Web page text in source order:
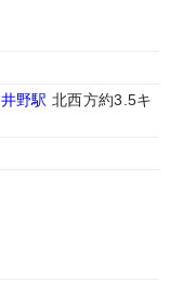
井野駅 北西方約3.5キ